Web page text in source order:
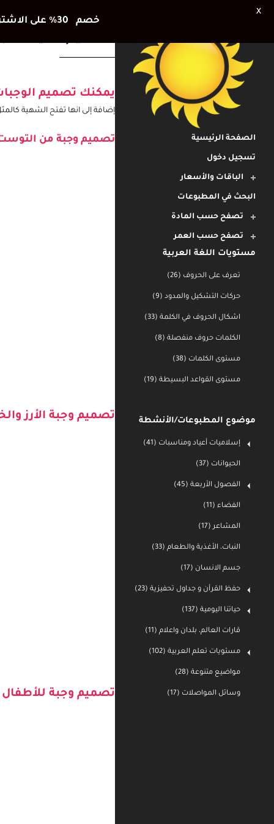
الصفحة الرئيسية
تسجيل دخول
الباقات والأسعار
البحث في المطبوعات
تصفح حسب المادة
تصفح حسب العمر
مستويات اللغة العربية
تعرف على الحروف (26)
حركات التشكيل والمدود (9)
اشكال الحروف في الكلمة (33)
الكلمات حروف منفصلة (8)
مستوى الكلمات (38)
مستوى القواعد البسيطة (19)
موضوع المطبوعات/الأنشطة
إسلاميات أعياد ومناسبات (41)
الحيوانات (37)
الفصول الأربعة (45)
الفضاء (11)
المشاعر (17)
النبات، الأغذية والطعام (33)
جسم الانسان (17)
حفظ القرأن و جداول تحفيزية (23)
حياتنا اليومية (137)
قارات العالم، بلدان واعلام (11)
مستويات تعلم العربية (102)
مواضيع متنوعة (28)
وسائل المواصلات (17)
يمكنك تصميم
خصم 30٪ على الاشتراك الشهري وشهر اضافي هديتنا للأطفال في العطلة الصيفية
X